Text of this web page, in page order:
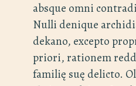
absque omni
Nulli denique
dekano, excepto
priori, rationem
familię suę delicto.